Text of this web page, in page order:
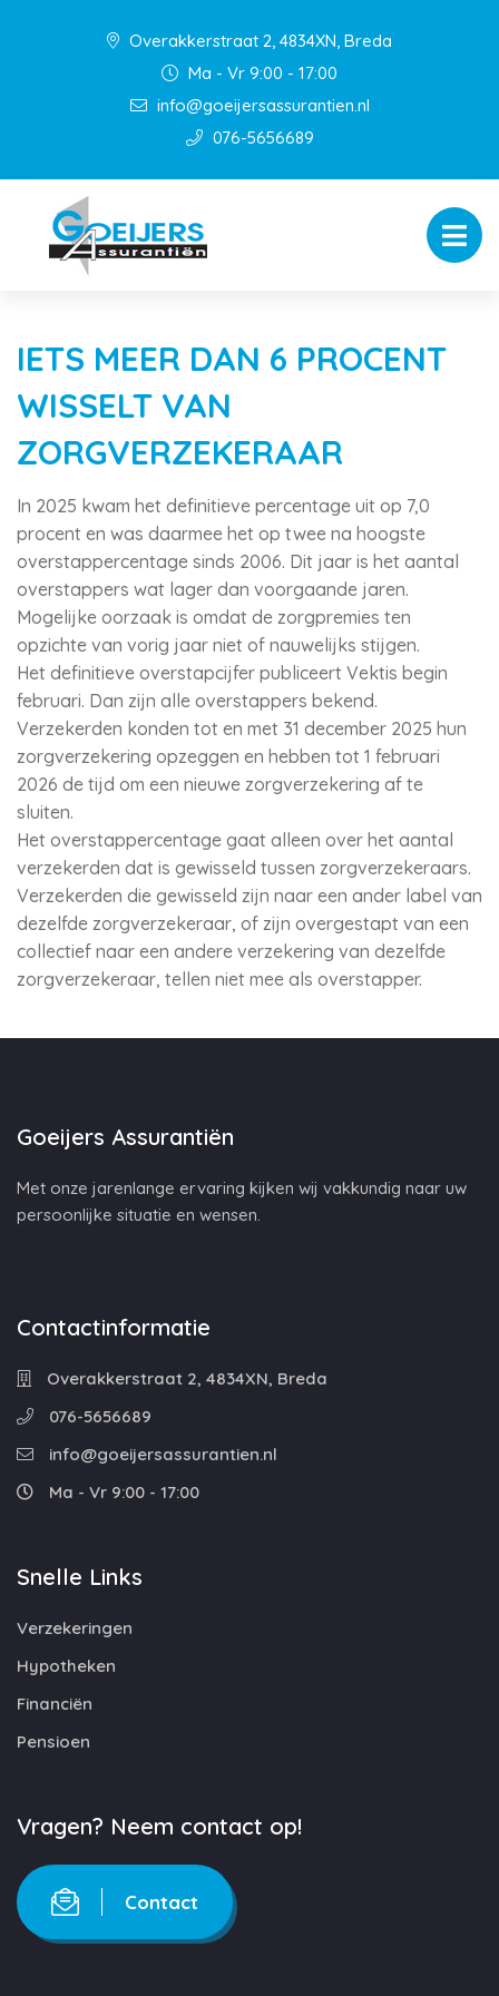
Overakkerstraat 2, 4834XN, Breda
Ma - Vr 9:00 - 17:00
info@goeijersassurantien.nl
076-5656689
IETS MEER DAN 6 PROCENT
WISSELT VAN
ZORGVERZEKERAAR
In 2025 kwam het definitieve percentage uit op 7,0
procent en was daarmee het op twee na hoogste
overstappercentage sinds 2006. Dit jaar is het aantal
overstappers wat lager dan voorgaande jaren.
Mogelijke oorzaak is omdat de zorgpremies ten
opzichte van vorig jaar niet of nauwelijks stijgen.
Het definitieve overstapcijfer publiceert Vektis begin
februari. Dan zijn alle overstappers bekend.
Verzekerden konden tot en met 31 december 2025 hun
zorgverzekering opzeggen en hebben tot 1 februari
2026 de tijd om een nieuwe zorgverzekering af te
sluiten.
Het overstappercentage gaat alleen over het aantal
verzekerden dat is gewisseld tussen zorgverzekeraars.
Verzekerden die gewisseld zijn naar een ander label van
dezelfde zorgverzekeraar, of zijn overgestapt van een
collectief naar een andere verzekering van dezelfde
zorgverzekeraar, tellen niet mee als overstapper.
Goeijers Assurantiën
Met onze jarenlange ervaring kijken wij vakkundig naar uw
persoonlijke situatie en wensen.
Contactinformatie
Overakkerstraat 2, 4834XN, Breda
076-5656689
info@goeijersassurantien.nl
Ma - Vr 9:00 - 17:00
Snelle Links
Verzekeringen
Hypotheken
Financiën
Pensioen
Vragen? Neem contact op!
Contact